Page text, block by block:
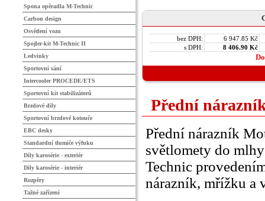
bez DPH:
6 947.85 Kč
s DPH:
8 406.90 Kč
Přední
Přední nárazník
světlomety do
Technic
nárazník, mřížku a
Spona opěradla M-Technic
Carbon design
Osvětlení vozu
Spojler-kit M-Technic II
Ledvinky
Sportovní sání
Intercooler PROCEDE/ETS
Sportovní kit stabilizátorů
Brzdové díly
Sportovní brzdové kotouče
EBC desky
Standardní tlumiče výfuku
Díly karosérie - exteriér
Díly karosérie - interiér
Rozpěry
Tažné zařízení